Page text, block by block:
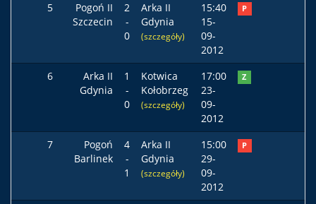
5
Pogoń II
Szczecin
2
-
0
Arka II
Gdynia
(szczegóły)
15:40
15-
09-
2012
P
6
Arka II
Gdynia
1
-
0
Kotwica
Kołobrzeg
(szczegóły)
17:00
23-
09-
2012
Z
7
Pogoń
Barlinek
4
-
1
Arka II
Gdynia
(szczegóły)
15:00
29-
09-
2012
P